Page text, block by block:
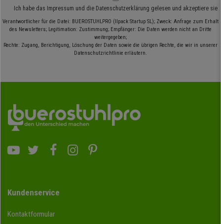
Ich habe das Impressum und die Datenschutzerklärung gelesen und akzeptiere sie
Verantwortlicher für die Datei: BUEROSTUHLPRO (Ilpack Startup SL); Zweck: Anfrage zum Erhalt
des Newsletters; Legitimation: Zustimmung; Empfänger: Die Daten werden nicht an Dritte
weitergegeben;
Rechte: Zugang, Berichtigung, Löschung der Daten sowie die übrigen Rechte, die wir in unserer
Datenschutzrichtlinie erläutern.
Kundenservice
Kontaktformular